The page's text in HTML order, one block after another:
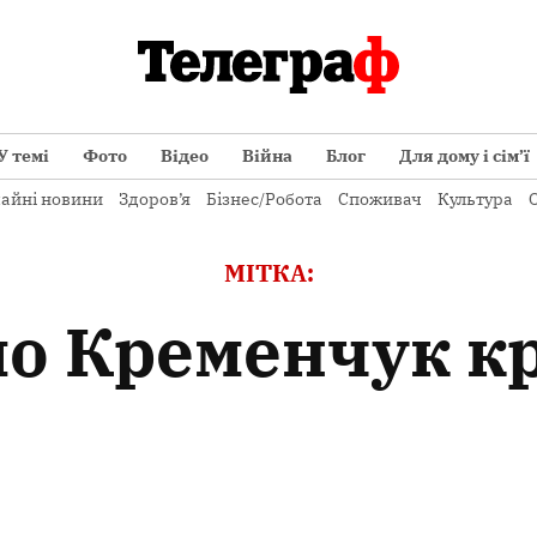
темі Фото Відео Війна Блог Для дому і сім’ї
новини Здоров’я Бізнес/Робота Споживач Культура
МІТКА:
Кременчук